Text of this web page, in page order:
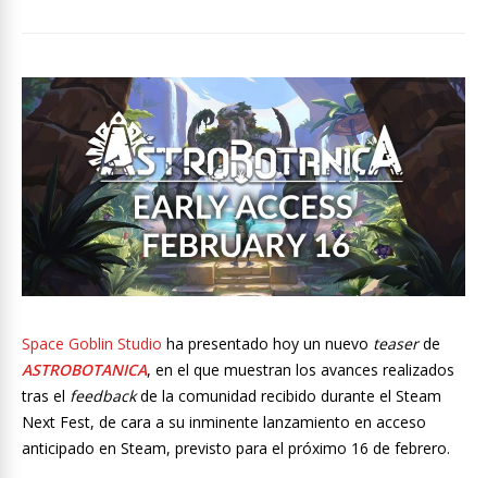
Space Goblin Studio ha presentado hoy un nuevo teaserde
ASTROBOTANICA, en el que muestran los avances realizados
tras el feedbackde la comunidad recibido durante el Steam
Next Fest, de cara a su inminente lanzamiento en acceso
anticipado en Steam, previsto para el próximo 16 de febrero.